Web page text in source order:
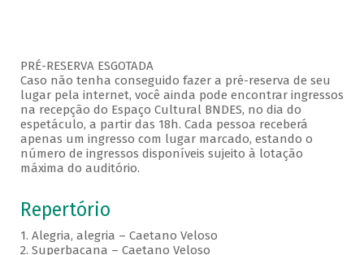
PRÉ-RESERVA ESGOTADA
Caso não tenha conseguido fazer a pré-reserva de seu
lugar pela internet, você ainda pode encontrar ingressos
na recepção do Espaço Cultural BNDES, no dia do
espetáculo, a partir das 18h. Cada pessoa receberá
apenas um ingresso com lugar marcado, estando o
número de ingressos disponíveis sujeito à lotação
máxima do auditório.
Repertório
1. Alegria, alegria – Caetano Veloso
2. Superbacana – Caetano Veloso